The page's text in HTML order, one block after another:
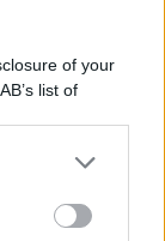
of your
list of
third parties